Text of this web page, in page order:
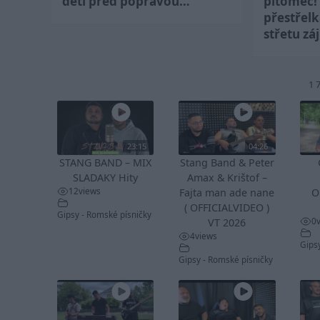
střetu
1
23:15
STANG BAND – MIX
SLADAKY Hity
12views
Gipsy - Romské písničky
04:26
Stang Band & Peter
Amax & Krištof –
Fajta man ade nane
( OFFICIALVIDEO )
VT 2026
4views
Gipsy - Romské písničky
0